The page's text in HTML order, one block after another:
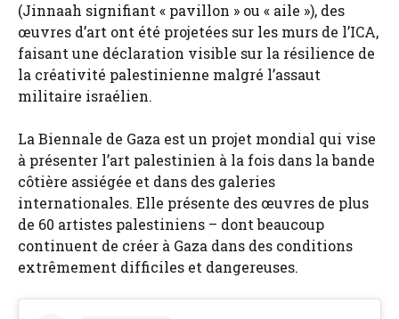
(Jinnaah signifiant « pavillon » ou « aile »), des
œuvres d’art ont été projetées sur les murs de l’ICA,
faisant une déclaration visible sur la résilience de
la créativité palestinienne malgré l’assaut
militaire israélien.
La Biennale de Gaza est un projet mondial qui vise
à présenter l’art palestinien à la fois dans la bande
côtière assiégée et dans des galeries
internationales. Elle présente des œuvres de plus
de 60 artistes palestiniens – dont beaucoup
continuent de créer à Gaza dans des conditions
extrêmement difficiles et dangereuses.